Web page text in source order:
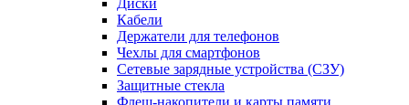
Диски
Кабели
Держатели для телефонов
Чехлы для смартфонов
Сетевые зарядные устройства (СЗУ)
Защитные стекла
Флеш-накопители и карты памяти